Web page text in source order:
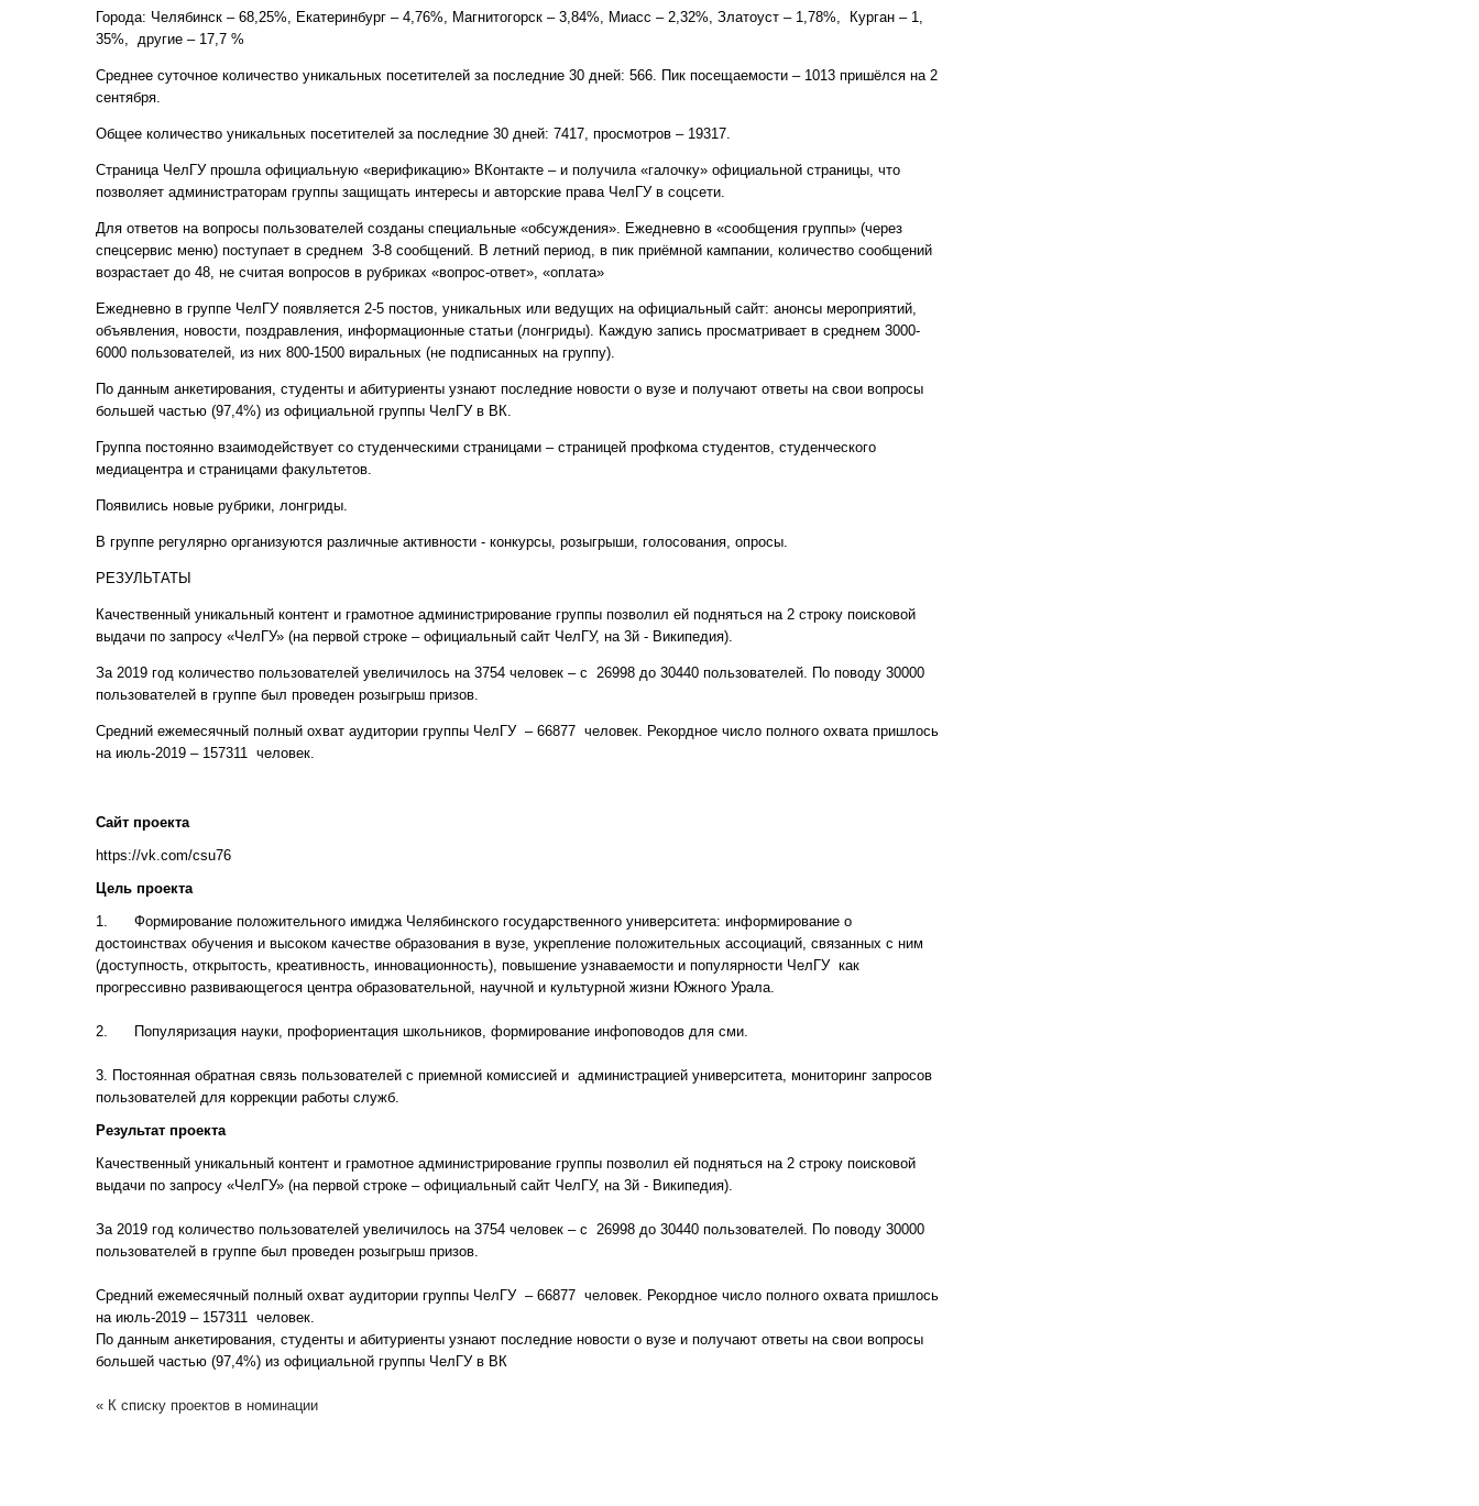
Города: Челябинск – 68,25%, Екатеринбург – 4,76%, Магнитогорск – 3,84%, Миасс – 2,32%, Златоуст – 1,78%, Курган – 1,
35%, другие – 17,7 %
Среднее суточное количество уникальных посетителей за последние 30 дней: 566. Пик посещаемости – 1013 пришёлся на 2
сентября.
Общее количество уникальных посетителей за последние 30 дней: 7417, просмотров – 19317.
Страница ЧелГУ прошла официальную «верификацию» ВКонтакте – и получила «галочку» официальной страницы, что
позволяет администраторам группы защищать интересы и авторские права ЧелГУ в соцсети.
Для ответов на вопросы пользователей созданы специальные «обсуждения». Ежедневно в «сообщения группы» (через
спецсервис меню) поступает в среднем 3-8 сообщений. В летний период, в пик приёмной кампании, количество сообщений
возрастает до 48, не считая вопросов в рубриках «вопрос-ответ», «оплата»
Ежедневно в группе ЧелГУ появляется 2-5 постов, уникальных или ведущих на официальный сайт: анонсы мероприятий,
объявления, новости, поздравления, информационные статьи (лонгриды). Каждую запись просматривает в среднем 3000-
6000 пользователей, из них 800-1500 виральных (не подписанных на группу).
По данным анкетирования, студенты и абитуриенты узнают последние новости о вузе и получают ответы на свои вопросы
большей частью (97,4%) из официальной группы ЧелГУ в ВК.
Группа постоянно взаимодействует со студенческими страницами – страницей профкома студентов, студенческого
медиацентра и страницами факультетов.
Появились новые рубрики, лонгриды.
В группе регулярно организуются различные активности - конкурсы, розыгрыши, голосования, опросы.
РЕЗУЛЬТАТЫ
Качественный уникальный контент и грамотное администрирование группы позволил ей подняться на 2 строку поисковой
выдачи по запросу «ЧелГУ» (на первой строке – официальный сайт ЧелГУ, на 3й - Википедия).
За 2019 год количество пользователей увеличилось на 3754 человек – с 26998 до 30440 пользователей. По поводу 30000
пользователей в группе был проведен розыгрыш призов.
Средний ежемесячный полный охват аудитории группы ЧелГУ – 66877 человек. Рекордное число полного охвата пришлось
на июль-2019 – 157311 человек.
Сайт проекта
https://vk.com/csu76
Цель проекта
1. Формирование положительного имиджа Челябинского государственного университета: информирование о
достоинствах обучения и высоком качестве образования в вузе, укрепление положительных ассоциаций, связанных с ним
(доступность, открытость, креативность, инновационность), повышение узнаваемости и популярности ЧелГУ как
прогрессивно развивающегося центра образовательной, научной и культурной жизни Южного Урала.
2. Популяризация науки, профориентация школьников, формирование инфоповодов для сми.
3. Постоянная обратная связь пользователей с приемной комиссией и администрацией университета, мониторинг запросов
пользователей для коррекции работы служб.
Результат проекта
Качественный уникальный контент и грамотное администрирование группы позволил ей подняться на 2 строку поисковой
выдачи по запросу «ЧелГУ» (на первой строке – официальный сайт ЧелГУ, на 3й - Википедия).
За 2019 год количество пользователей увеличилось на 3754 человек – с 26998 до 30440 пользователей. По поводу 30000
пользователей в группе был проведен розыгрыш призов.
Средний ежемесячный полный охват аудитории группы ЧелГУ – 66877 человек. Рекордное число полного охвата пришлось
на июль-2019 – 157311 человек.
По данным анкетирования, студенты и абитуриенты узнают последние новости о вузе и получают ответы на свои вопросы
большей частью (97,4%) из официальной группы ЧелГУ в ВК
« К списку проектов в номинации